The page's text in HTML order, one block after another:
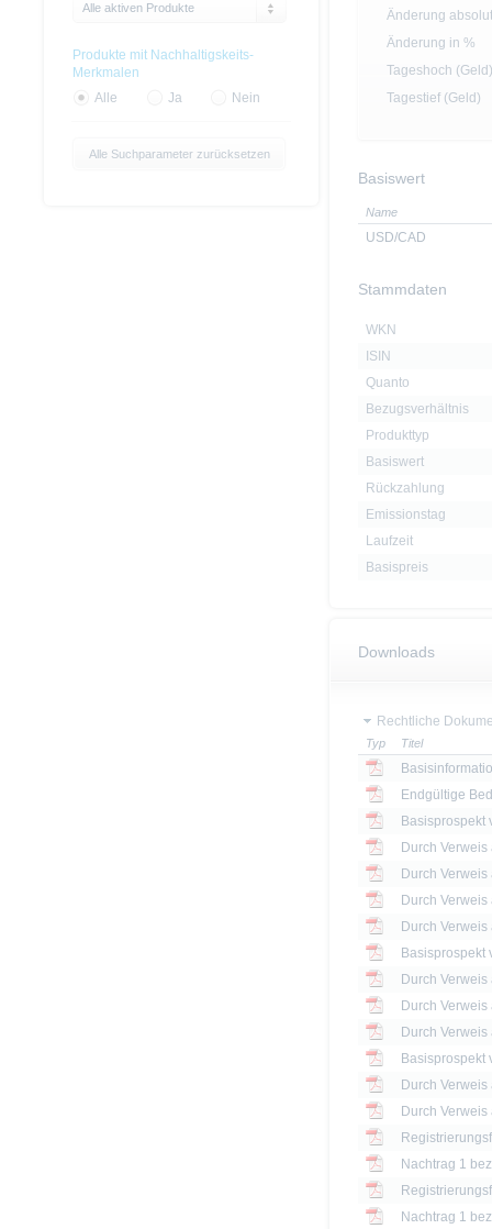
Änderung absolut
Änderung in %
Tageshoch (Geld)
Tagestief (Geld)
Basiswert
Name
USD/CAD
Stammdaten
WKN
ISIN
Quanto
Bezugsverhältnis
Produkttyp
Basiswert
Rückzahlung
Emissionstag
Laufzeit
Basispreis
Downloads
Rechtliche
Typ Titel
Endgültige
Basisprospekt
Basisprospekt
Basisprospekt
Nachtrag 1
Nachtrag 1
Alle aktiven Produkte
Produkte mit Nachhaltigskeits-
Merkmalen
Alle
Ja Nein
Alle Suchparameter zurücksetzen